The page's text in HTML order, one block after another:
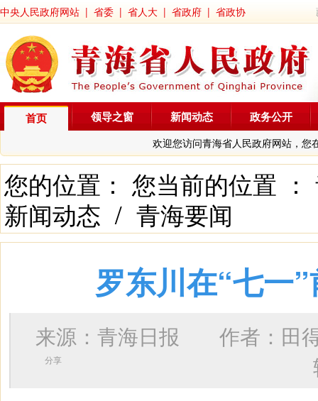
中央人民政府网站 | 省委 | 省人大 | 省政府 | 省政协
首页
欢迎您访问青海省人民政府网站，您
领导之窗 新闻动态 政务公开
您的位置： 您当前的位置 ：
新闻动态 / 青海要闻
罗东川在“七一
来源：青海日报 作者： 田
分享